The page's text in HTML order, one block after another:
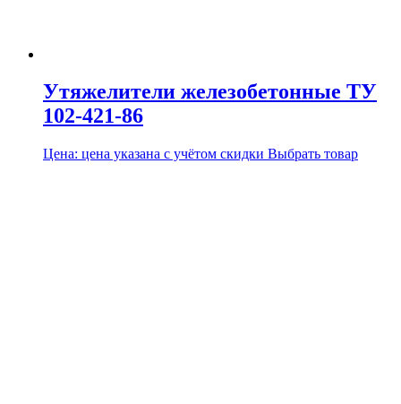
Утяжелители железобетонные ТУ
102-421-86
Цена: цена указана с учётом скидки Выбрать товар